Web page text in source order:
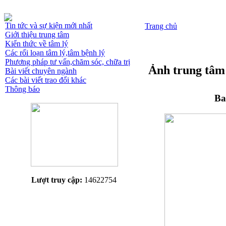
Tin tức và sự kiện mới nhất
Giới thiệu trung tâm
Kiến thức về tâm lý
Các rối loạn tâm lý,tâm bệnh lý
Phương pháp tư vấn,chăm sóc, chữa trị
Bài viết chuyên ngành
Các bài viết trao đổi khác
Thông báo
Lượt truy cập: 14622754
Trang chủ
Ảnh trung tâm